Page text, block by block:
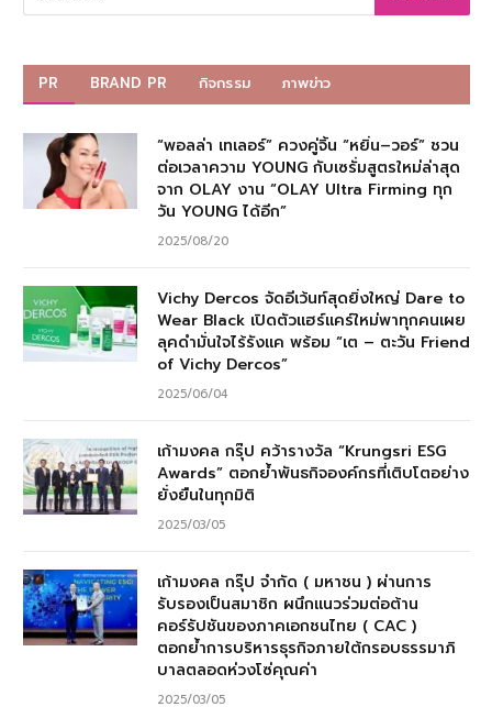
PR BRAND PR กิจกรรม ภาพข่าว
“พอลล่า เทเลอร์” ควงคู่จิ้น “หยิ่น–วอร์” ชวน
ต่อเวลาความ YOUNG กับเซรั่มสูตรใหม่ล่าสุด
จาก OLAY งาน “OLAY Ultra Firming ทุก
วัน YOUNG ได้อีก”
2025/08/20
Vichy Dercos จัดอีเว้นท์สุดยิ่งใหญ่ Dare to
Wear Black เปิดตัวแฮร์แคร์ใหม่พาทุกคนเผย
ลุคดำมั่นใจไร้รังแค พร้อม “เต – ตะวัน Friend
of Vichy Dercos”
2025/06/04
เก้ามงคล กรุ๊ป คว้ารางวัล “Krungsri ESG
Awards” ตอกย้ำพันธกิจองค์กรที่เติบโตอย่าง
ยั่งยืนในทุกมิติ
2025/03/05
เก้ามงคล กรุ๊ป จำกัด ( มหาชน ) ผ่านการ
รับรองเป็นสมาชิก ผนึกแนวร่วมต่อต้าน
คอร์รัปชันของภาคเอกชนไทย ( CAC )
ตอกย้ำการบริหารธุรกิจภายใต้กรอบธรรมาภิ
บาลตลอดห่วงโซ่คุณค่า
2025/03/05